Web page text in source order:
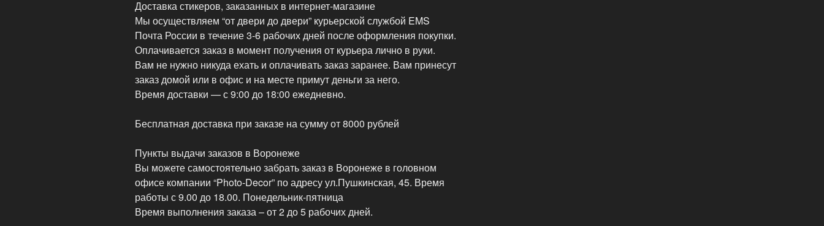
Доставка стикеров, заказанных в интернет-магазине
Мы осуществляем “от двери до двери” курьерской службой EMS
Почта России в течение 3-6 рабочих дней после оформления покупки.
Оплачивается заказ в момент получения от курьера лично в руки.
Вам не нужно никуда ехать и оплачивать заказ заранее. Вам принесут
заказ домой или в офис и на месте примут деньги за него.
Время доставки — с 9:00 до 18:00 ежедневно.
Бесплатная доставка при заказе на сумму от 8000 рублей
Пункты выдачи заказов в Воронеже
Вы можете самостоятельно забрать заказ в Воронеже в головном
офисе компании “Photo-Decor” по адресу ул.Пушкинская, 45. Время
работы с 9.00 до 18.00. Понедельник-пятница
Время выполнения заказа – от 2 до 5 рабочих дней.